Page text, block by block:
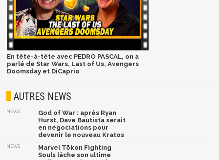
En tête-à-tête avec PEDRO PASCAL, on a
parlé de Star Wars, Last of Us, Avengers
Doomsday et DiCaprio
AUTRES NEWS
NEWS
God of War : après Ryan
Hurst, Dave Bautista serait
en négociations pour
devenir le nouveau Kratos
NEWS
Marvel Tōkon Fighting
Souls lâche son ultime